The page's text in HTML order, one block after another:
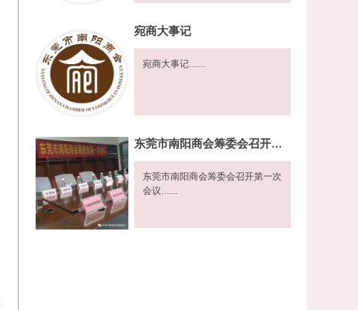
宛商大事记
宛商大事记......
东莞市南阳商会筹委会召开第一次会议
东莞市南阳商会筹委会召开第一次
会议......